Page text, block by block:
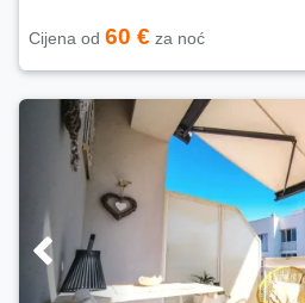
Cijena od 60 € za noć